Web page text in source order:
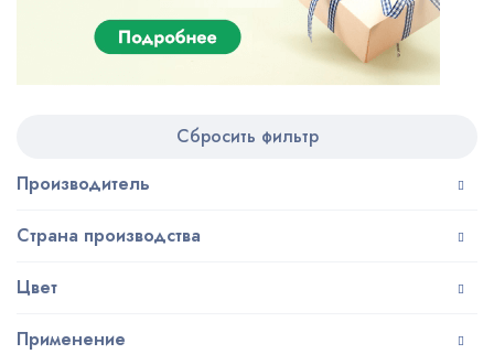
Сбросить фильтр
Производитель
Страна производства
Цвет
Применение